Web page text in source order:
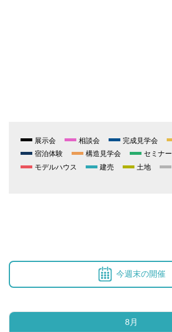
展示会 相談会 完成見学会
宿泊体験
構造見学会 セミナー
モデルハウス
建売 土地
今週末の開催
8月